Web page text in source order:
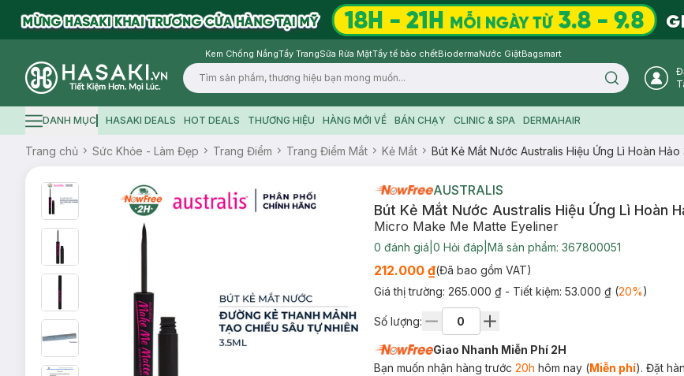
Kem Chống NắngTẩy TrangSữa Rửa MặtTẩy tế bào chếtBiodermaNước GiặtBagsmart
Logo
Search icon
Hamburger icon
DANH MỤC HASAKI DEALS HOT DEALS THƯƠNG HIỆU HÀNG MỚI VỀ BÁN CHẠY CLINIC & SPA DERMAHAIR
Trang chủ Sức Khỏe - Làm Đẹp Trang Điểm Trang Điểm Mắt Kẻ Mắt Bút Kẻ Mắt Nước Australis Hiệu Ứng Lì Hoàn Hảo
AUSTRALIS
Bút Kẻ Mắt Nước Australis Hiệu Ứng Lì Hoàn
Micro Make Me Matte Eyeliner
0 đánh giá 0 Hỏi đáp Mã sản phẩm: 367800051
212.000 ₫(Đã bao gồm VAT)
Giá thị trường: 265.000 ₫ - Tiết kiệm: 53.000 ₫(20%)
Số lượng:
Giao Nhanh Miễn Phí 2H
Bạn muốn nhận hàng trước 20h hôm nay (Miễn phí). Đặt